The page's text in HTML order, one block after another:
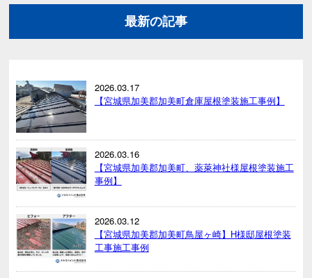
最新の記事
2026.03.17
【宮城県加美郡加美町倉庫屋根塗装施工事例】
2026.03.16
【宮城県加美郡加美町、薬萊神社様屋根塗装施工
事例】
2026.03.12
【宮城県加美郡加美町鳥屋ヶ崎】H様邸屋根塗装
工事施工事例